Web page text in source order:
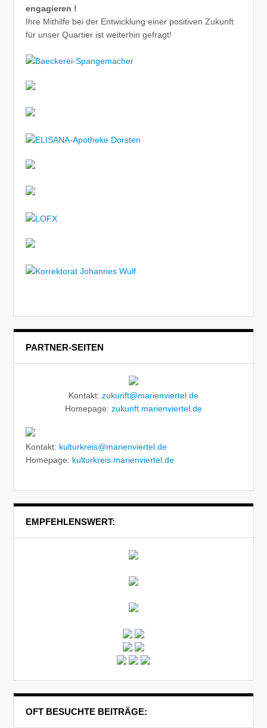
engagieren !
Ihre Mithilfe bei der Entwicklung einer positiven Zukunft
für unser Quartier ist weiterhin gefragt!
PARTNER-SEITEN
Kontakt: zukunft@marienviertel.de
Homepage: zukunft.marienviertel.de
Kontakt: kulturkreis@marienviertel.de
Homepage: kulturkreis.marienviertel.de
EMPFEHLENSWERT:
OFT BESUCHTE BEITRÄGE: